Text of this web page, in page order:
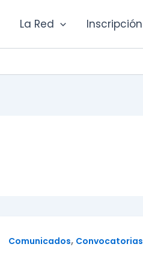
La Red Inscripción
Comunicados, Convocatorias